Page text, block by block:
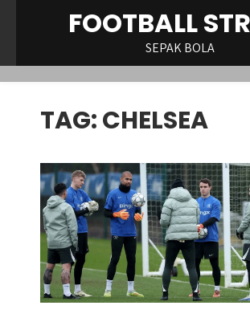
FOOTBALL
SEPAK BOLA
TAG:CHELSEA